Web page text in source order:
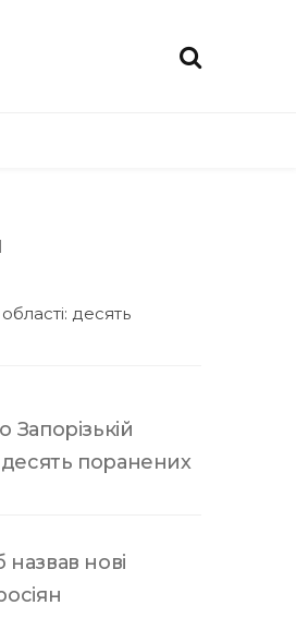
десять
Запорізькій
десять поранених
нові